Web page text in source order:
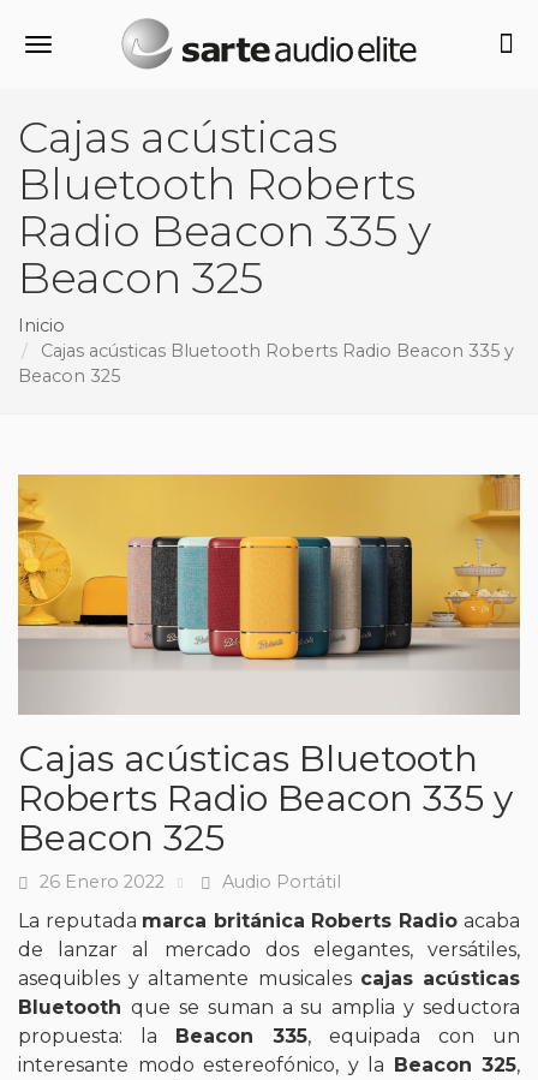
Alternar navegación
Cajas acústicas
Bluetooth Roberts
Radio Beacon 335 y
Beacon 325
Inicio
Cajas acústicas Bluetooth Roberts Radio Beacon 335 y
Beacon 325
Cajas acústicas Bluetooth
Roberts Radio Beacon 335 y
Beacon 325
Fecha
26 Enero 2022 Tags
Audio Portátil
La reputada marca británica Roberts Radio acaba
de lanzar al mercado dos elegantes, versátiles,
asequibles y altamente musicales cajas acústicas
Bluetooth que se suman a su amplia y seductora
propuesta: la Beacon 335, equipada con un
interesante modo estereofónico, y la Beacon 325,